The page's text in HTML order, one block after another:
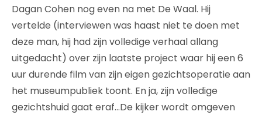
Dagan Cohen nog even na met De Waal. Hij
vertelde (interviewen was haast niet te doen met
deze man, hij had zijn volledige verhaal allang
uitgedacht) over zijn laatste project waar hij een 6
uur durende film van zijn eigen gezichtsoperatie aan
het museumpubliek toont. En ja, zijn volledige
gezichtshuid gaat eraf…De kijker wordt omgeven